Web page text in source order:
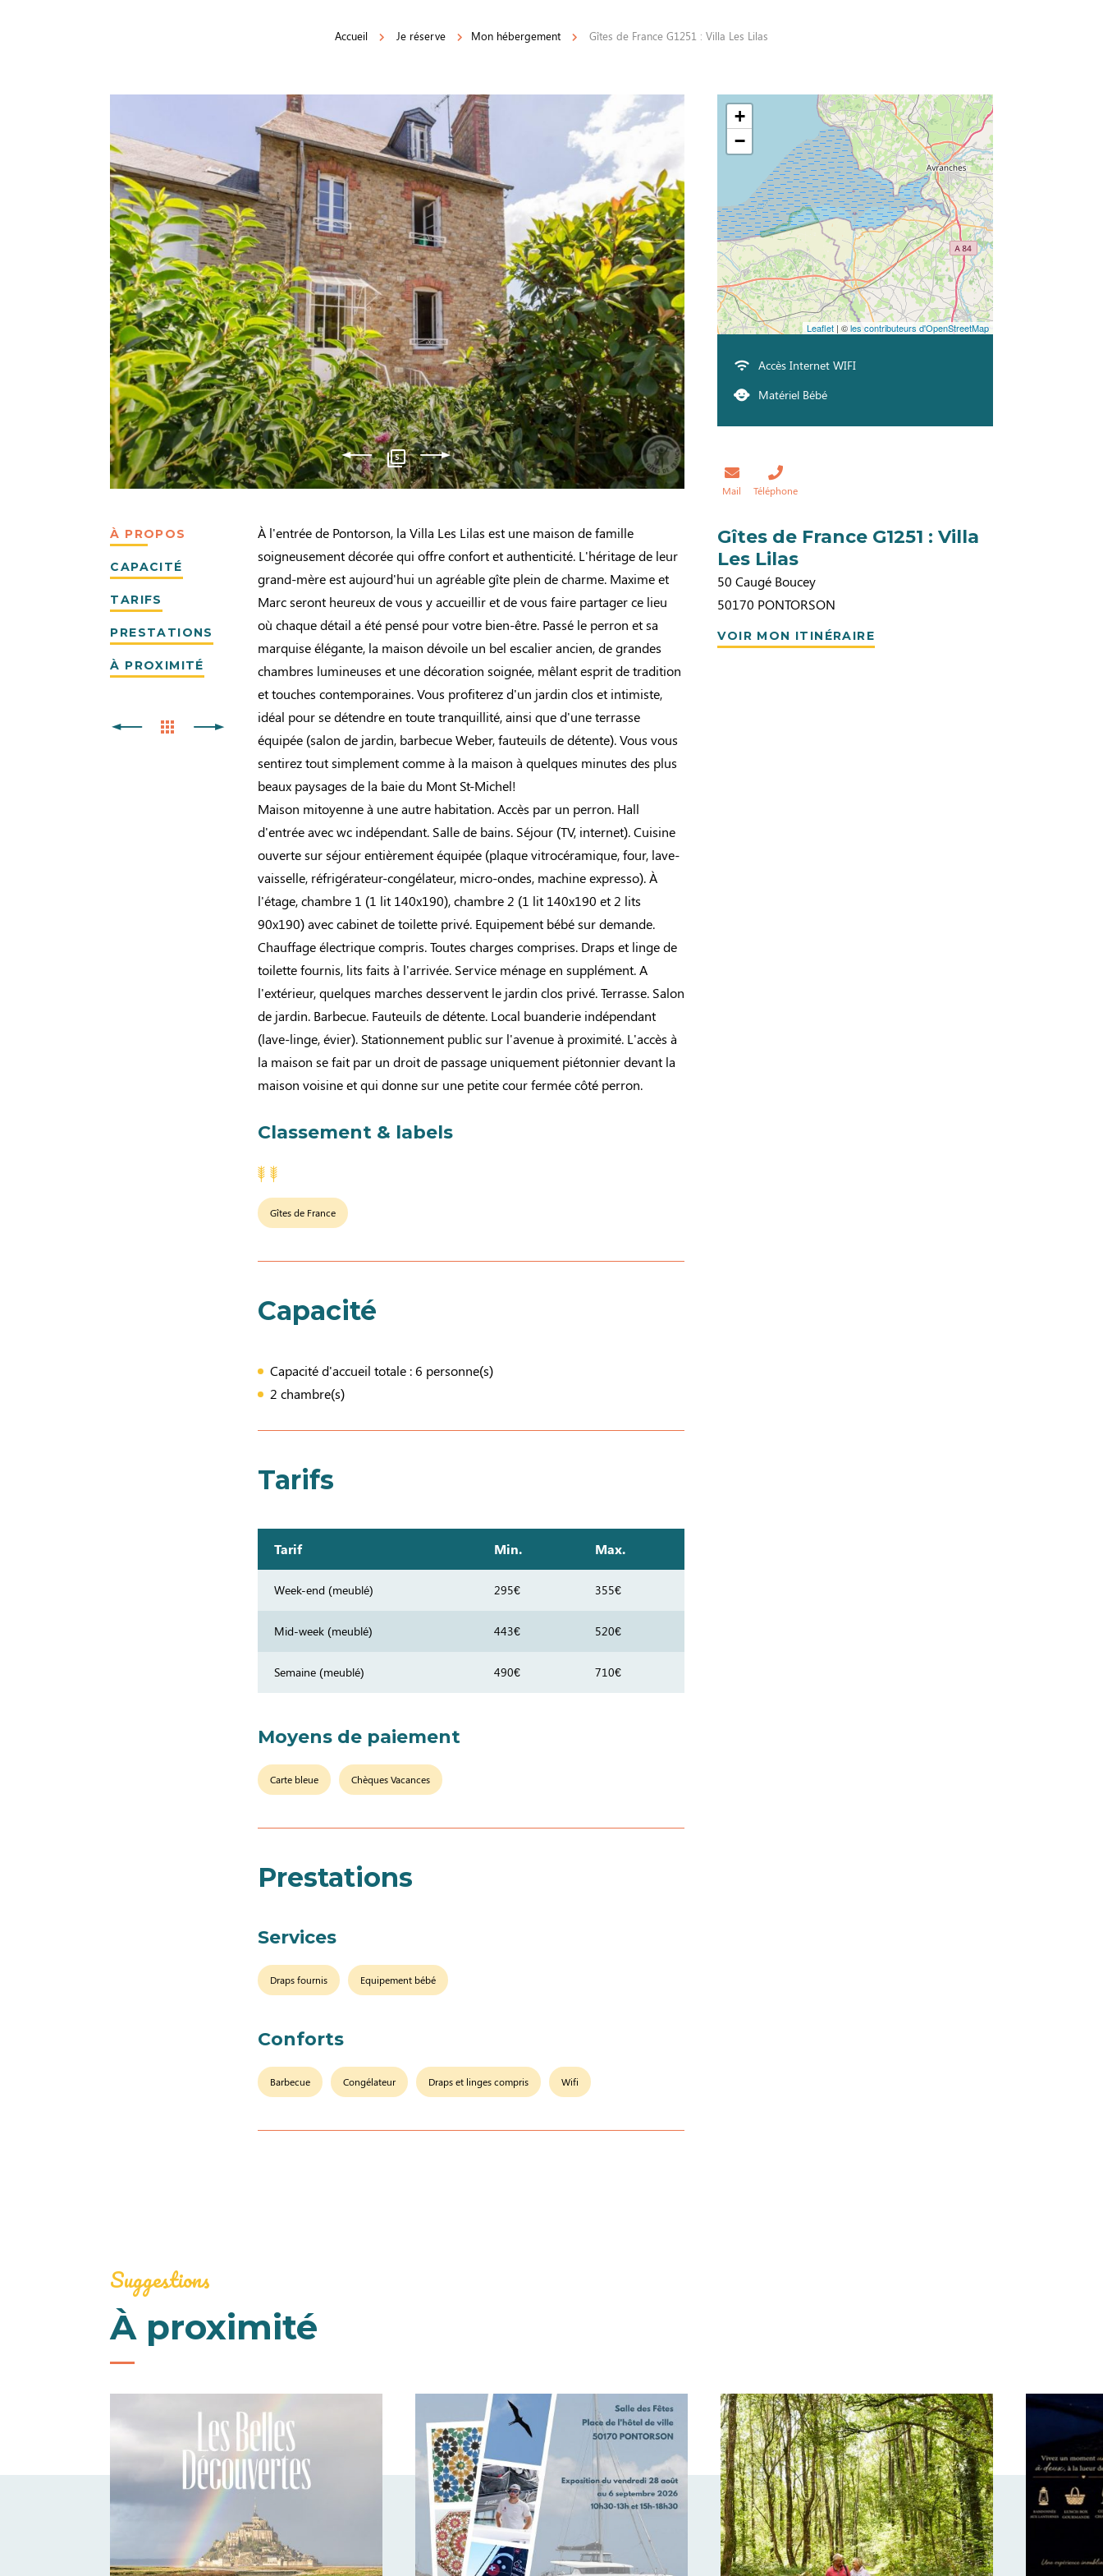
Accueil Je réserve Mon hébergement Gîtes de France G1251 : Villa Les Lilas
5
À PROPOS
CAPACITÉ
TARIFS
PRESTATIONS
À PROXIMITÉ
À l'entrée de Pontorson, la Villa Les Lilas est une maison de famille
soigneusement décorée qui offre confort et authenticité. L'héritage de leur
grand-mère est aujourd'hui un agréable gîte plein de charme. Maxime et
Marc seront heureux de vous y accueillir et de vous faire partager ce lieu
où chaque détail a été pensé pour votre bien-être. Passé le perron et sa
marquise élégante, la maison dévoile un bel escalier ancien, de grandes
chambres lumineuses et une décoration soignée, mêlant esprit de tradition
et touches contemporaines. Vous profiterez d'un jardin clos et intimiste,
idéal pour se détendre en toute tranquillité, ainsi que d'une terrasse
équipée (salon de jardin, barbecue Weber, fauteuils de détente). Vous vous
sentirez tout simplement comme à la maison à quelques minutes des plus
beaux paysages de la baie du Mont St-Michel!
Maison mitoyenne à une autre habitation. Accès par un perron. Hall
d'entrée avec wc indépendant. Salle de bains. Séjour (TV, internet). Cuisine
ouverte sur séjour entièrement équipée (plaque vitrocéramique, four, lave-
vaisselle, réfrigérateur-congélateur, micro-ondes, machine expresso). À
l'étage, chambre 1 (1 lit 140x190), chambre 2 (1 lit 140x190 et 2 lits
90x190) avec cabinet de toilette privé. Equipement bébé sur demande.
Chauffage électrique compris. Toutes charges comprises. Draps et linge de
toilette fournis, lits faits à l'arrivée. Service ménage en supplément. A
l'extérieur, quelques marches desservent le jardin clos privé. Terrasse. Salon
de jardin. Barbecue. Fauteuils de détente. Local buanderie indépendant
(lave-linge, évier). Stationnement public sur l'avenue à proximité. L'accès à
la maison se fait par un droit de passage uniquement piétonnier devant la
maison voisine et qui donne sur une petite cour fermée côté perron.
Classement & labels
Gîtes de France
Capacité
Capacité d'accueil totale : 6 personne(s)
2 chambre(s)
Tarifs
Tarif Min. Max.
Week-end (meublé) 295€ 355€
Mid-week (meublé) 443€ 520€
Semaine (meublé) 490€ 710€
Moyens de paiement
Carte bleue Chèques Vacances
Prestations
Services
Draps fournis Equipement bébé
Conforts
Barbecue Congélateur Draps et linges compris Wifi
+
−
Leaflet| ©les contributeurs d'OpenStreetMap
Accès Internet WIFI
Matériel Bébé
Mail Téléphone
Gîtes de France G1251 : Villa
Les Lilas
50 Caugé Boucey
50170 PONTORSON
VOIR MON ITINÉRAIRE
Suggestions
À proximité